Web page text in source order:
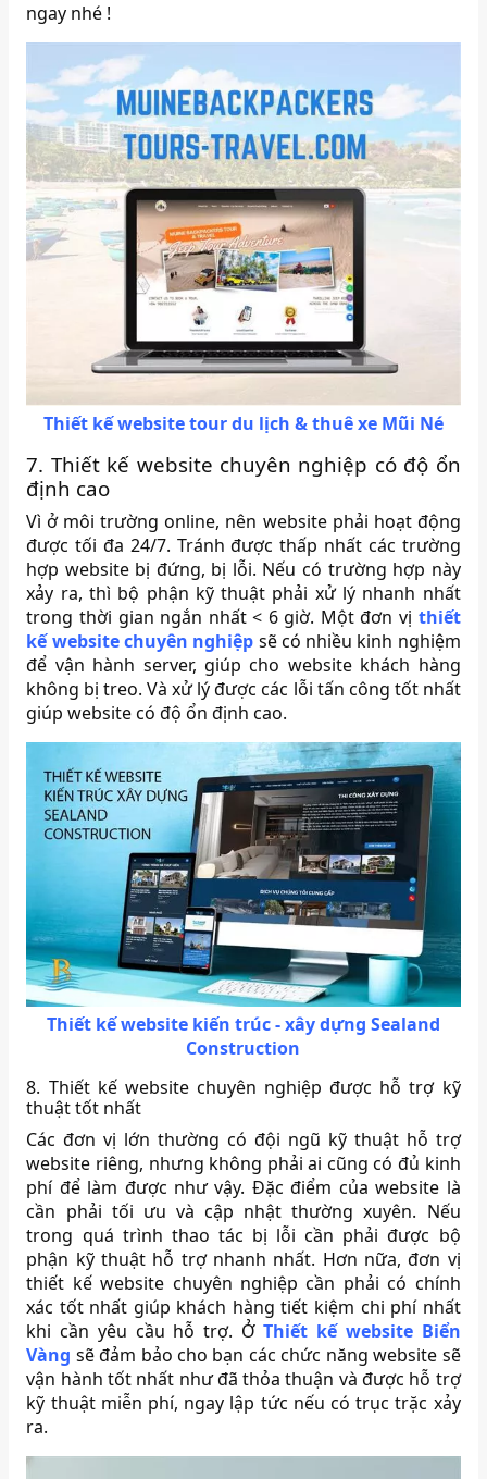
ngay nhé !
Thiết kế website tour du lịch & thuê xe Mũi Né
7. Thiết kế website chuyên nghiệp có độ ổn
định cao
Vì ở môi trường online, nên website phải hoạt động
được tối đa 24/7. Tránh được thấp nhất các trường
hợp website bị đứng, bị lỗi. Nếu có trường hợp này
xảy ra, thì bộ phận kỹ thuật phải xử lý nhanh nhất
trong thời gian ngắn nhất < 6 giờ. Một đơn vị thiết
kế website chuyên nghiệp sẽ có nhiều kinh nghiệm
để vận hành server, giúp cho website khách hàng
không bị treo. Và xử lý được các lỗi tấn công tốt nhất
giúp website có độ ổn định cao.
Thiết kế website kiến trúc - xây dựng Sealand
Construction
8. Thiết kế website chuyên nghiệp được hỗ trợ kỹ
thuật tốt nhất
Các đơn vị lớn thường có đội ngũ kỹ thuật hỗ trợ
website riêng, nhưng không phải ai cũng có đủ kinh
phí để làm được như vậy. Đặc điểm của website là
cần phải tối ưu và cập nhật thường xuyên. Nếu
trong quá trình thao tác bị lỗi cần phải được bộ
phận kỹ thuật hỗ trợ nhanh nhất. Hơn nữa, đơn vị
thiết kế website chuyên nghiệp cần phải có chính
xác tốt nhất giúp khách hàng tiết kiệm chi phí nhất
khi cần yêu cầu hỗ trợ. ỞThiết kế website Biển
Vàng sẽ đảm bảo cho bạn các chức năng website sẽ
vận hành tốt nhất như đã thỏa thuận và được hỗ trợ
kỹ thuật miễn phí, ngay lập tức nếu có trục trặc xảy
ra.